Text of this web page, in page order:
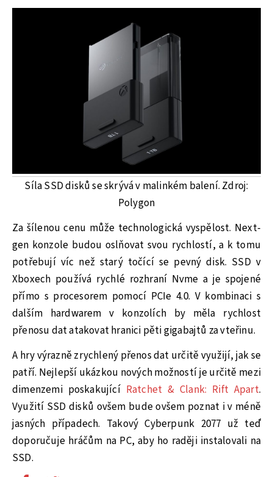
Síla SSD disků se skrývá v malinkém balení. Zdroj:
Polygon
Za šílenou cenu může technologická vyspělost. Next-
gen konzole budou oslňovat svou rychlostí, a k tomu
potřebují víc než starý točící se pevný disk. SSD v
Xboxech používá rychlé rozhraní Nvme a je spojené
přímo s procesorem pomocí PCIe 4.0. V kombinaci s
dalším hardwarem v konzolích by měla rychlost
přenosu dat atakovat hranici pěti gigabajtů za vteřinu.
A hry výrazně zrychlený přenos dat určitě využijí, jak se
patří. Nejlepší ukázkou nových možností je určitě mezi
dimenzemi poskakující Ratchet & Clank: Rift Apart.
Využití SSD disků ovšem bude ovšem poznat i v méně
jasných případech. Takový Cyberpunk 2077 už teď
doporučuje hráčům na PC, aby ho raději instalovali na
SSD.